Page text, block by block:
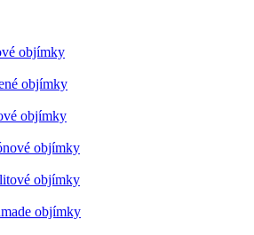
objímky
objímky
objímky
objímky
objímky
objímky